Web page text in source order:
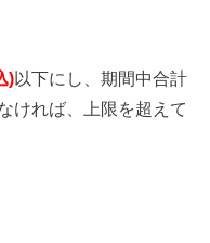
)以下にし、期間中合計
ければ、上限を超えて